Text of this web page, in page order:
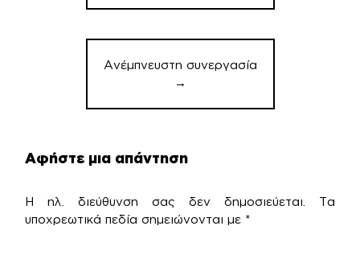
Ανέμπνευστη συνεργασία
→
Αφήστε μια απάντηση
Η ηλ. διεύθυνση σας δεν δημοσιεύεται.
Τα
υποχρεωτικά πεδία σημειώνονται με *